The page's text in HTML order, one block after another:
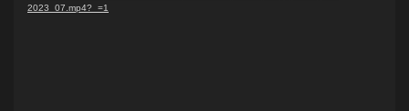
2023_07.mp4?_=1